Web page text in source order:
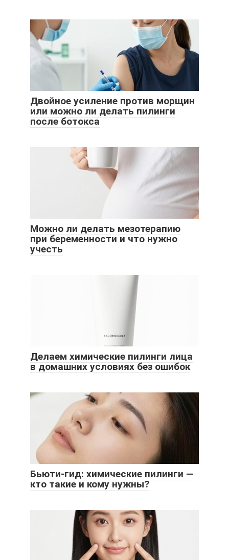
Двойное усиление против морщин
или можно ли делать пилинги
после ботокса
Можно ли делать мезотерапию
при беременности и что нужно
учесть
Делаем химические пилинги лица
в домашних условиях без ошибок
Бьюти-гид: химические пилинги —
кто такие и кому нужны?